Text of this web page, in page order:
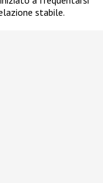
stabile.